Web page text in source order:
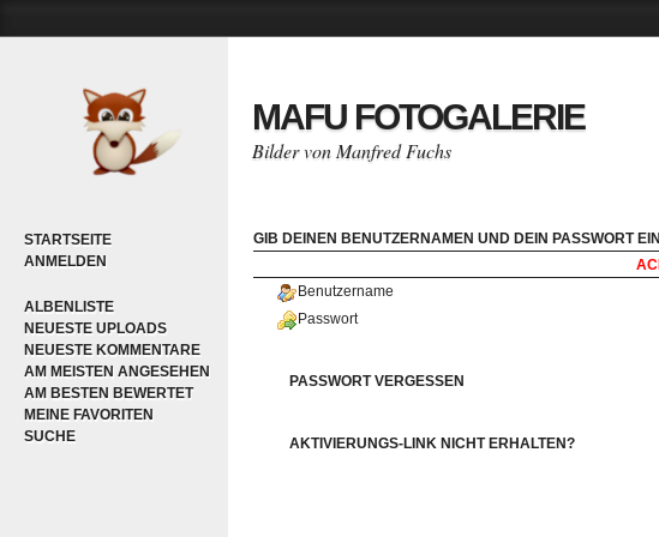
STARTSEITE
ANMELDEN
ALBENLISTE
NEUESTE UPLOADS
NEUESTE KOMMENTARE
AM MEISTEN ANGESEHEN
AM BESTEN BEWERTET
MEINE FAVORITEN
SUCHE
MAFU FOTOGALERIE
Bilder von Manfred Fuchs
GIB DEINEN BENUTZERNAMEN UND DEIN PASSWORT
Benutzername
Passwort
PASSWORT VERGESSEN
AKTIVIERUNGS-LINK NICHT ERHALTEN?